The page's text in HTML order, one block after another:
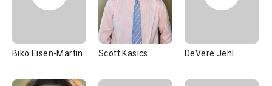
Biko Eisen-Martin Scott Kasics DeVere Jehl